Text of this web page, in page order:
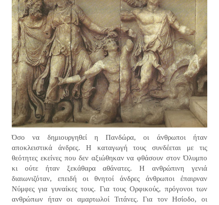
Όσο να δημιουργηθεί η Πανδώρα, οι άνθρωποι ήταν
αποκλειστικά άνδρες. Η καταγωγή τους συνδέεται με τις
θεότητες εκείνες που δεν αξιώθηκαν να φθάσουν στον Όλυμπο
κι ούτε ήταν ξεκάθαρα αθάνατες. Η ανθρώπινη γενιά
διαιωνιζόταν, επειδή οι θνητοί άνδρες άνθρωποι έπαιρναν
Νύμφες για γυναίκες τους. Για τους Ορφικούς, πρόγονοι των
ανθρώπων ήταν οι αμαρτωλοί Τιτάνες. Για τον Ησίοδο, οι